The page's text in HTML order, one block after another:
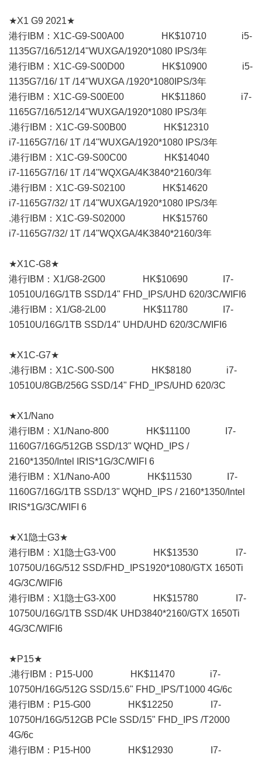
★X1 G9 2021★
港行IBM：X1C-G9-S00A00 HK$10710 i5-
1135G7/16/512/14"WUXGA/1920*1080 IPS/3年
港行IBM：X1C-G9-S00D00 HK$10900 i5-
1135G7/16/ 1T /14"WUXGA /1920*1080IPS/3年
港行IBM：X1C-G9-S00E00 HK$11860 i7-
1165G7/16/512/14"WUXGA/1920*1080 IPS/3年
.港行IBM：X1C-G9-S00B00 HK$12310
i7-1165G7/16/ 1T /14"WUXGA/1920*1080 IPS/3年
.港行IBM：X1C-G9-S00C00 HK$14040
i7-1165G7/16/ 1T /14"WQXGA/4K3840*2160/3年
.港行IBM：X1C-G9-S02100 HK$14620
i7-1165G7/32/ 1T /14"WUXGA/1920*1080 IPS/3年
.港行IBM：X1C-G9-S02000 HK$15760
i7-1165G7/32/ 1T /14"WQXGA/4K3840*2160/3年
★X1C-G8★
港行IBM：X1/G8-2G00 HK$10690 I7-
10510U/16G/1TB SSD/14" FHD_IPS/UHD 620/3C/WIFI6
.港行IBM：X1/G8-2L00 HK$11780 I7-
10510U/16G/1TB SSD/14" UHD/UHD 620/3C/WIFI6
★X1C-G7★
.港行IBM：X1C-S00-S00 HK$8180 i7-
10510U/8GB/256G SSD/14" FHD_IPS/UHD 620/3C
★X1/Nano
港行IBM：X1/Nano-800 HK$11100 I7-
1160G7/16G/512GB SSD/13" WQHD_IPS /
2160*1350/Intel IRIS*1G/3C/WIFI 6
港行IBM：X1/Nano-A00 HK$11530 I7-
1160G7/16G/1TB SSD/13" WQHD_IPS / 2160*1350/Intel
IRIS*1G/3C/WIFI 6
★X1隐士G3★
港行IBM：X1隐士G3-V00 HK$13530 I7-
10750U/16G/512 SSD/FHD_IPS1920*1080/GTX 1650Ti
4G/3C/WIFI6
港行IBM：X1隐士G3-X00 HK$15780 I7-
10750U/16G/1TB SSD/4K UHD3840*2160/GTX 1650Ti
4G/3C/WIFI6
★P15★
.港行IBM：P15-U00 HK$11470 i7-
10750H/16G/512G SSD/15.6" FHD_IPS/T1000 4G/6c
港行IBM：P15-G00 HK$12250 I7-
10750H/16G/512GB PCIe SSD/15" FHD_IPS /T2000
4G/6c
港行IBM：P15-H00 HK$12930 I7-